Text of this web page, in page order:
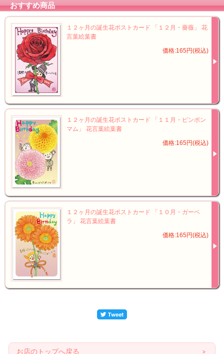
おすすめ商品
１２ヶ月の誕生花ポストカード 「１２月・薔薇」 花
言葉絵葉書
価格:165円(税込)
１２ヶ月の誕生花ポストカード 「１１月・ピンポン
マム」 花言葉絵葉書
価格:165円(税込)
１２ヶ月の誕生花ポストカード 「１０月・ガーベ
ラ」 花言葉絵葉書
価格:165円(税込)
お店のトップへ戻る